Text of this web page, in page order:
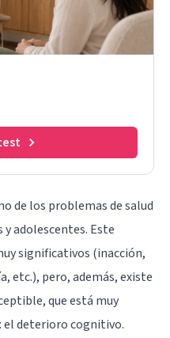
de los problemas de salud
adolescentes. Este
significativos (inacción,
etc.), pero, además, existe
que está muy
el deterioro cognitivo.